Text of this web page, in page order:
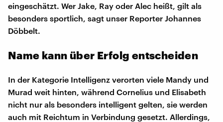
eingeschätzt. Wer Jake, Ray oder Alec heißt, gilt als
besonders sportlich, sagt unser Reporter Johannes
Döbbelt.
Name kann über Erfolg entscheiden
In der Kategorie Intelligenz verorten viele Mandy und
Murad weit hinten, während Cornelius und Elisabeth
nicht nur als besonders intelligent gelten, sie werden
auch mit Reichtum in Verbindung gesetzt. Allerdings,